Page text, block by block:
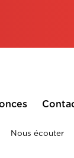
Nous écouter